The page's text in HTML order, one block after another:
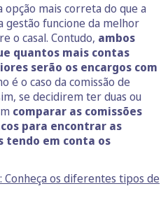
opção mais correta do que a
gestão funcione da melhor
o casal. Contudo, ambos
quantos mais contas
serão os encargos com
é o caso da comissão de
se decidirem ter duas ou
comparar as comissões
para encontrar as
tendo em conta os
Conheça os diferentes tipos de